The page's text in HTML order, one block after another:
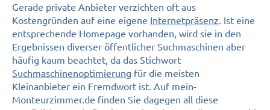
Gerade private Anbieter verzichten oft aus
Kostengründen auf eine eigene Internetpräsenz. Ist eine
entsprechende Homepage vorhanden, wird sie in den
Ergebnissen diverser öffentlicher Suchmaschinen aber
häufig kaum beachtet, da das Stichwort
Suchmaschinenoptimierung für die meisten
Kleinanbieter ein Fremdwort ist. Auf mein-
Monteurzimmer.de finden Sie dagegen all diese